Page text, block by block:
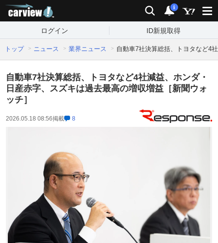
検索 通知
i
ログイン ID新規取得
トップ ニュース 業界ニュース 自動車7社決算総括、トヨタなど4
自動車7社決算総括、トヨタなど4社減益、ホンダ・
日産赤字、スズキは過去最高の増収増益［新聞ウォ
ッチ］
2026.05.18 08:56掲載 8